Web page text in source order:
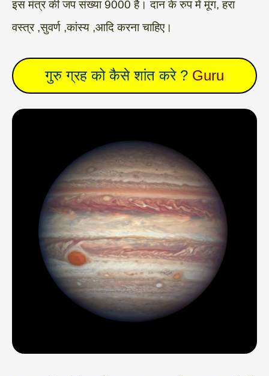
इस मंत्र की जप संख्या 9000 है। दान के रुप में मूंग, हरा
वस्त्र ,सुवर्ण ,कांस्य ,आदि करना चाहिए।
गुरुग्रह को कैसे शांत करे ? Guru